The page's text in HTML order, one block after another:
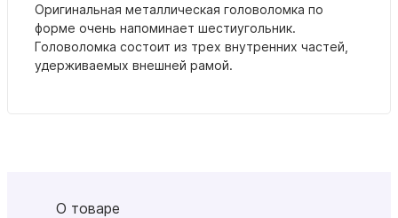
Оригинальная металлическая головоломка по
форме очень напоминает шестиугольник.
Головоломка состоит из трех внутренних частей,
удерживаемых внешней рамой.
О товаре